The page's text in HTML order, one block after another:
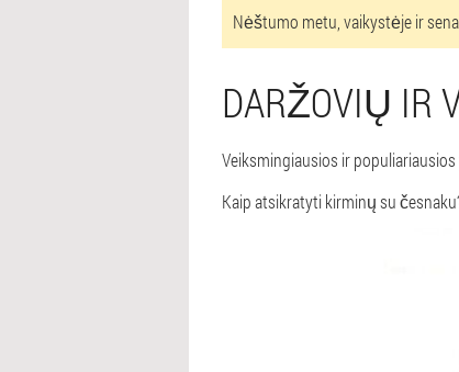
Nėštumo metu, vaikystėje ir
DARŽOVIŲ IR
Veiksmingiausios ir
Kaip atsikratyti kirminų su